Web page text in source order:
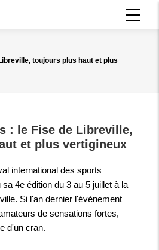
toujours plus haut et plus
: le Fise de Libreville,
et plus vertigineux
international des sports
4e édition du 3 au 5 juillet à la
Si l'an dernier l'événement
de sensations fortes,
d'un cran.